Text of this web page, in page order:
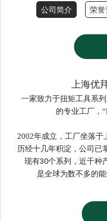
公司简介 荣誉
上海优
一家致力于扭矩工具系
的专业工厂，
2002年成立，工厂坐落于
历经十几年积淀，公司已
现有30个系列，近千种
是全球为数不多的